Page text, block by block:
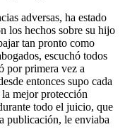
adversas, ha estado
los hechos sobre su hijo
tan pronto como
escuchó todos
por primera vez a
entonces supo cada
mejor protección
todo el juicio, que
publicación, le enviaba